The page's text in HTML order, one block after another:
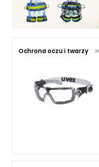
Ochrona oczu i twarzy